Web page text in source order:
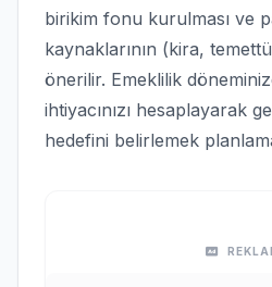
birikim fonu kurulması ve
kaynaklarının (kira,
önerilir. Emeklilik
ihtiyacınızı hesaplayarak
hedefini belirlemek